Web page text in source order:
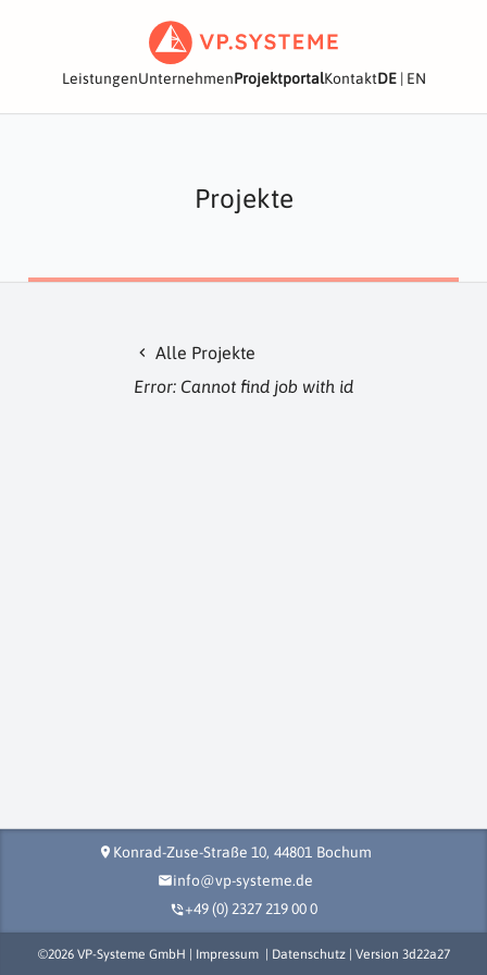
LeistungenUnternehmenProjektportalKontaktDE | EN
Projekte
chevron_left
Alle Projekte
Error: Cannot find job with id
location_on Konrad-Zuse-Straße 10, 44801 Bochum
mailinfo@vp-systeme.de
phone_in_talk+49 (0) 2327 219 00 0
©2026VP-Systeme GmbH | Impressum | Datenschutz| Version 3d22a27